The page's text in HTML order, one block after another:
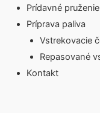
Prídavné pruženie
Príprava paliva
Vstrekovacie
Repasované
Kontakt